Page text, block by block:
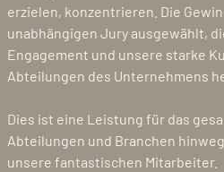
erzielen, konzentrieren. Die
unabhängigen Jury ausgewählt,
Engagement und unsere starke
Abteilungen des Unternehmens
Dies ist eine Leistung für das
Abteilungen und Branchen
unsere fantastischen Mitarbeiter.